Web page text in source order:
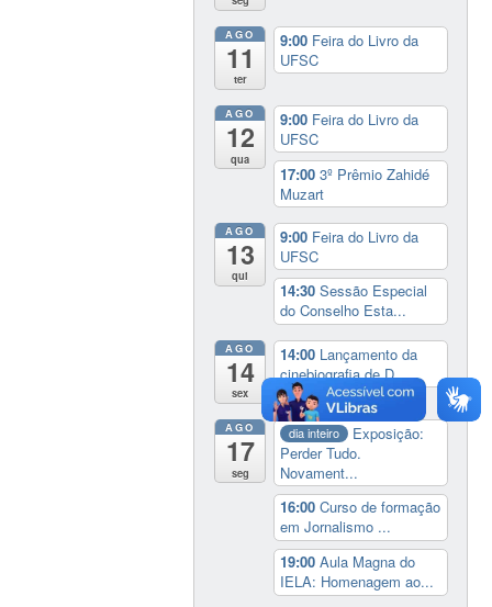
AGO
11
ter
9:00 Feira do Livro da
UFSC
AGO
12
qua
9:00 Feira do Livro da
UFSC
17:003º Prêmio Zahidé
Muzart
AGO
13
qui
9:00 Feira do Livro da
UFSC
14:30Sessão Especial
do Conselho Esta...
AGO
14
sex
14:00 Lançamento da
cinebiografia de D...
AGO
17
seg
dia inteiro
Exposição:
Perder Tudo.
Novament...
16:00Curso de formação
em Jornalismo ...
19:00Aula Magna do
IELA: Homenagem ao...